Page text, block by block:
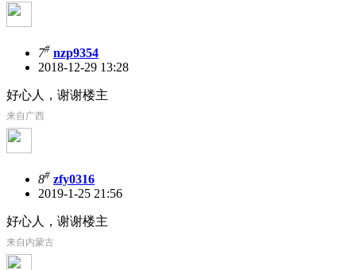
7# nzp9354
2018-12-29 13:28
好心人，谢谢楼主
来自广西
8# zfy0316
2019-1-25 21:56
好心人，谢谢楼主
来自内蒙古